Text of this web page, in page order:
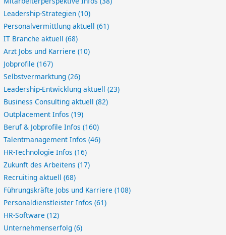
Leadership-Strategien(10)
Personalvermittlung aktuell(61)
IT Branche aktuell(68)
Arzt Jobs und Karriere(10)
Jobprofile(167)
Selbstvermarktung(26)
Leadership-Entwicklung aktuell(23)
Business Consulting aktuell(82)
Outplacement Infos(19)
Beruf & Jobprofile Infos(160)
Talentmanagement Infos(46)
HR-Technologie Infos(16)
Zukunft des Arbeitens(17)
Recruiting aktuell(68)
Führungskräfte Jobs und Karriere(108)
Personaldienstleister Infos(61)
HR-Software(12)
Unternehmenserfolg(6)